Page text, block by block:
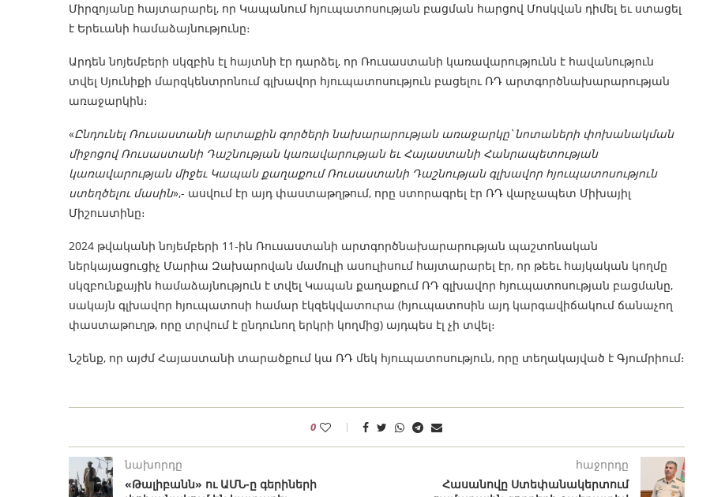
Միրզոյանը հայտարարել, որ Կապանում հյուպատոսության բացման հարցով Մոսկվան դիմել եւ ստացել
է Երեւանի համաձայնությունը։
Արդեն նոյեմբերի սկզբին էլ հայտնի էր դարձել, որ Ռուսաստանի կառավարությունն է հավանություն
տվել Սյունիքի մարզկենտրոնում գլխավոր հյուպատոսություն բացելու ՌԴ արտգործնախարարության
առաջարկին։
«Ընդունել Ռուսաստանի արտաքին գործերի նախարարության առաջարկը՝ նոտաների փոխանակման
միջոցով Ռուսաստանի Դաշնության կառավարության եւ Հայաստանի Հանրապետության
կառավարության միջեւ Կապան քաղաքում Ռուսաստանի Դաշնության գլխավոր հյուպատոսություն
ստեղծելու մասին»,- ասվում էր այդ փաստաթղթում, որը ստորագրել էր ՌԴ վարչապետ Միխայիլ
Միշուստինը։
2024 թվականի նոյեմբերի 11-ին Ռուսաստանի արտգործնախարարության պաշտոնական
ներկայացուցիչ Մարիա Զախարովան մամուլի ասուլիսում հայտարարել էր, որ թեեւ հայկական կողմը
սկզբունքային համաձայնություն է տվել Կապան քաղաքում ՌԴ գլխավոր հյուպատոսության բացմանը,
սակայն գլխավոր հյուպատոսի համար էկզեկվատուրա (հյուպատոսին այդ կարգավիճակում ճանաչող
փաստաթուղթ, որը տրվում է ընդունող երկրի կողմից) այդպես էլ չի տվել։
Նշենք, որ այժմ Հայաստանի տարածքում կա ՌԴ մեկ հյուպատոսություն, որը տեղակայված է Գյումրիում։
0
նախորդը
«Թալիբանն» ու ԱՄՆ-ը գերիների
հաջորդը
Հասանովը Ստեփանակերտում